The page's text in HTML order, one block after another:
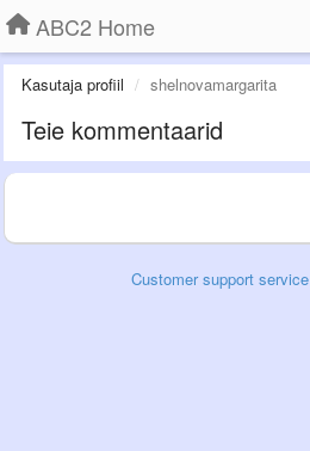
ABC2 Home
Kasutaja profiil shelnovamargarita
Teie kommentaarid
Customer support service